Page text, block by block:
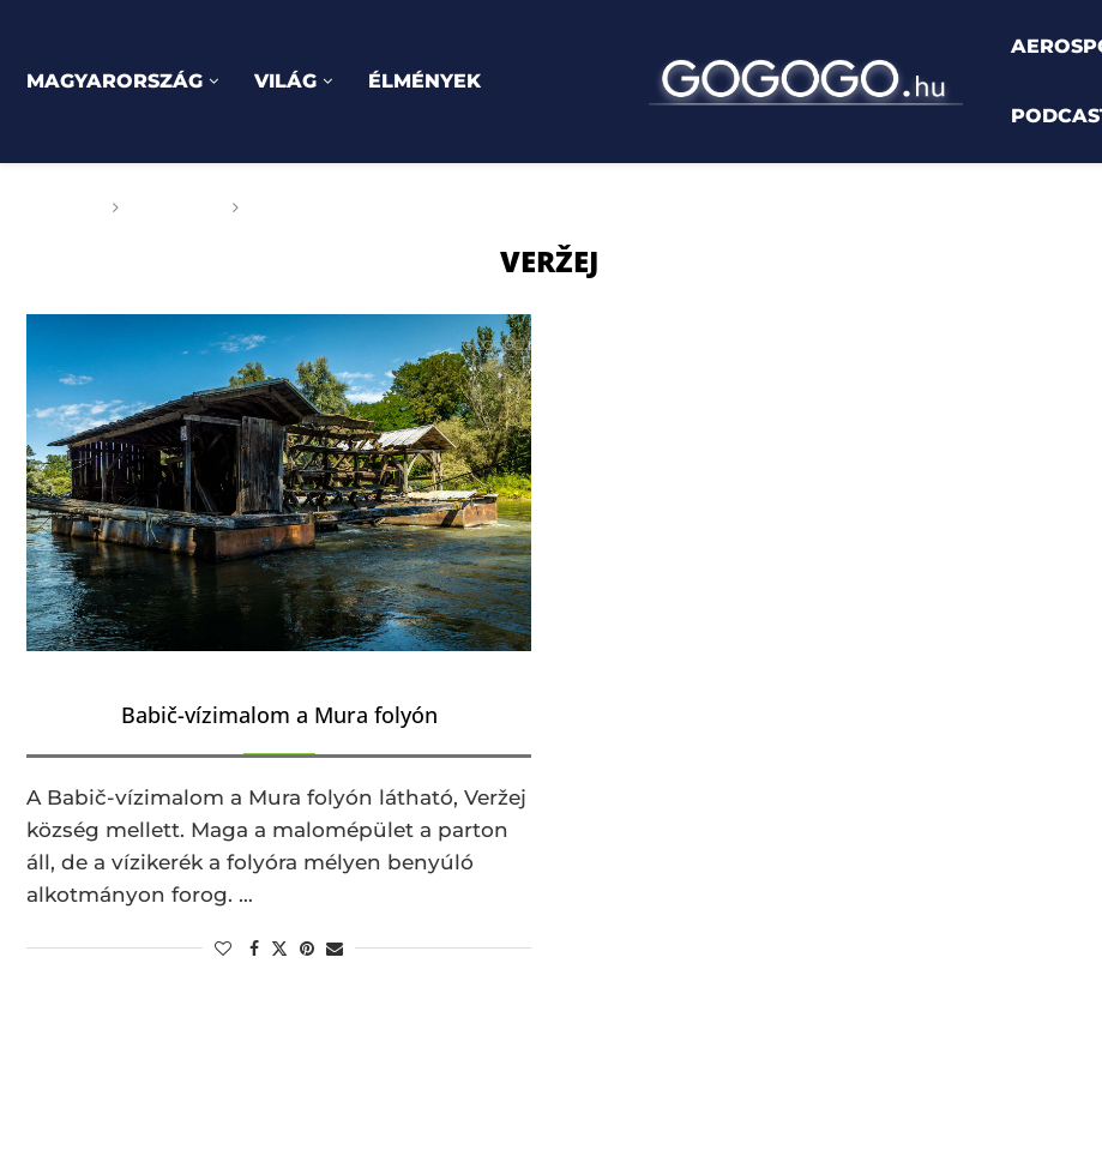
MAGYARORSZÁG VILÁG ÉLMÉNYEK
VERŽEJ
Babič-vízimalom a Mura folyón
A Babič-vízimalom a Mura folyón látható, Veržej
község mellett. Maga a malomépület a parton
áll, de a vízikerék a folyóra mélyen benyúló
alkotmányon forog. …